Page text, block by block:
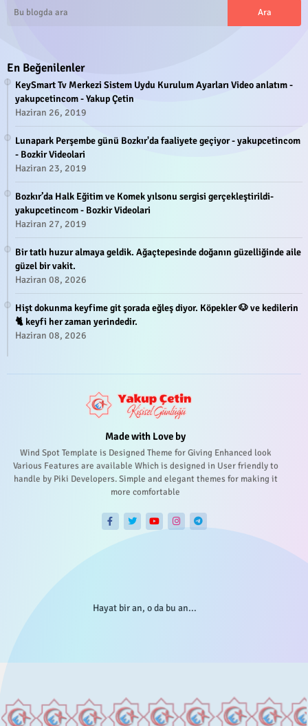
En Beğenilenler
KeySmart Tv Merkezi Sistem Uydu Kurulum Ayarları Video anlatım -
yakupcetincom - Yakup Çetin
Haziran 26, 2019
Lunapark Perşembe günü Bozkır'da faaliyete geçiyor - yakupcetincom
- Bozkir Videolari
Haziran 23, 2019
Bozkır’da Halk Eğitim ve Komek yılsonu sergisi gerçekleştirildi-
yakupcetincom - Bozkir Videolari
Haziran 27, 2019
Bir tatlı huzur almaya geldik. Ağaçtepesinde doğanın güzelliğinde aile
güzel bir vakit.
Haziran 08, 2026
Hişt dokunma keyfime git şorada eğleş diyor. Köpekler 🐶 ve kedilerin
🐈 keyfi her zaman yerindedir.
Haziran 08, 2026
Made with Love by
Wind Spot Template is Designed Theme for Giving Enhanced look
Various Features are available Which is designed in User friendly to
handle by Piki Developers. Simple and elegant themes for making it
more comfortable
Hayat bir an, o da bu an...